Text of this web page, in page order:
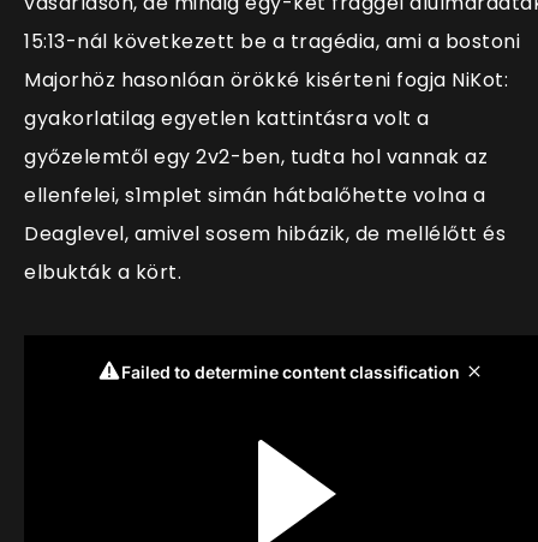
15:13-nál következett be a tragédia, ami a bostoni
Majorhöz hasonlóan örökké kisérteni fogja NiKot:
gyakorlatilag egyetlen kattintásra volt a
győzelemtől egy 2v2-ben, tudta hol vannak az
ellenfelei, s1mplet simán hátbalőhette volna a
Deaglevel, amivel sosem hibázik, de mellélőtt és
elbukták a kört.